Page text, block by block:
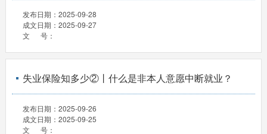
发布日期： 2025-09-28
成文日期： 2025-09-27
文 号：
失业保险知多少②丨什么是非本人意愿中断就业？
发布日期： 2025-09-26
成文日期： 2025-09-25
文 号：